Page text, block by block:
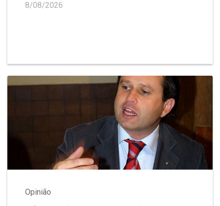
8/08/2026
Opinião